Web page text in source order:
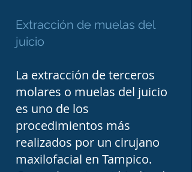
Aunque muchas lesiones
son benignas, algunas
pueden crecer lentamente
y provocar destrucción
ósea, desplazamiento de
dientes o deformidad
facial. El cirujano
Extracción de muelas del
juicio
La extracción de terceros
molares o muelas del juicio
es uno de los
procedimientos más
realizados por un cirujano
maxilofacial en Tampico.